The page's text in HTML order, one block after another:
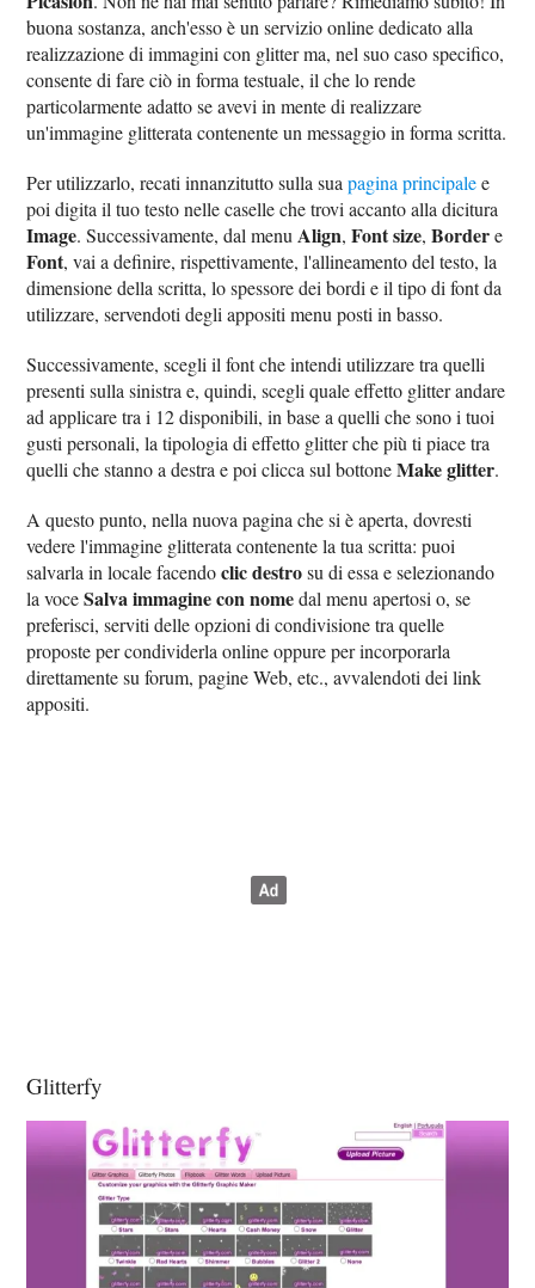
buona sostanza, anch'esso è un servizio online dedicato alla
realizzazione di immagini con glitter ma, nel suo caso specifico,
consente di fare ciò in forma testuale, il che lo rende
particolarmente adatto se avevi in mente di realizzare
un'immagine glitterata contenente un messaggio in forma scritta.
Per utilizzarlo, recati innanzitutto sulla suapagina principalee
poi digita il tuo testo nelle caselle che trovi accanto alla dicitura
Image. Successivamente, dal menu Align,Font size,Bordere
Font, vai a definire, rispettivamente, l'allineamento del testo, la
dimensione della scritta, lo spessore dei bordi e il tipo di font da
utilizzare, servendoti degli appositi menu posti in basso.
Successivamente, scegli il font che intendi utilizzare tra quelli
presenti sulla sinistra e, quindi, scegli quale effetto glitter andare
ad applicare tra i 12 disponibili, in base a quelli che sono i tuoi
gusti personali, la tipologia di effetto glitter che più ti piace tra
quelli che stanno a destra e poi clicca sul bottoneMake glitter.
A questo punto, nella nuova pagina che si è aperta, dovresti
vedere l'immagine glitterata contenente la tua scritta: puoi
salvarla in locale facendoclic destrosu di essa e selezionando
la voceSalva immagine con nomedal menu apertosi o, se
preferisci, serviti delle opzioni di condivisione tra quelle
proposte per condividerla online oppure per incorporarla
direttamente su forum, pagine Web, etc., avvalendoti dei link
appositi.
Glitterfy